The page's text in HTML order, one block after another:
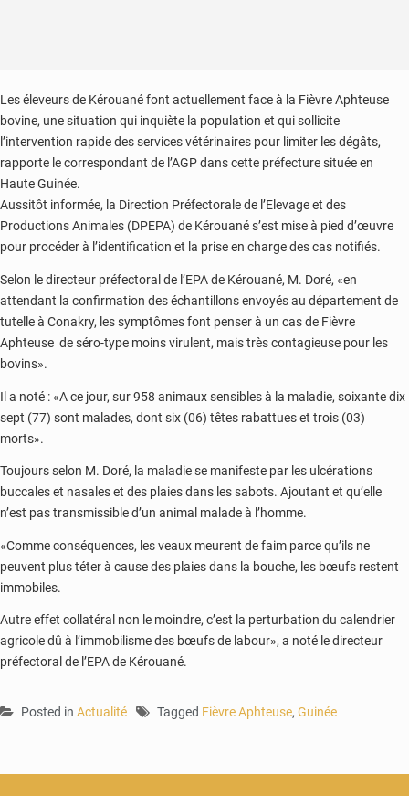
Les éleveurs de Kérouané font actuellement face à la Fièvre Aphteuse
bovine, une situation qui inquiète la population et qui sollicite
l’intervention rapide des services vétérinaires pour limiter les dégâts,
rapporte le correspondant de l’AGP dans cette préfecture située en
Haute Guinée.
Aussitôt informée, la Direction Préfectorale de l’Elevage et des
Productions Animales (DPEPA) de Kérouané s’est mise à pied d’œuvre
pour procéder à l’identification et la prise en charge des cas notifiés.
Selon le directeur préfectoral de l’EPA de Kérouané, M. Doré, «en
attendant la confirmation des échantillons envoyés au département de
tutelle à Conakry, les symptômes font penser à un cas de Fièvre
Aphteuse de séro-type moins virulent, mais très contagieuse pour les
bovins».
Il a noté : «A ce jour, sur 958 animaux sensibles à la maladie, soixante dix
sept (77) sont malades, dont six (06) têtes rabattues et trois (03)
morts».
Toujours selon M. Doré, la maladie se manifeste par les ulcérations
buccales et nasales et des plaies dans les sabots. Ajoutant et qu’elle
n’est pas transmissible d’un animal malade à l’homme.
«Comme conséquences, les veaux meurent de faim parce qu’ils ne
peuvent plus téter à cause des plaies dans la bouche, les bœufs restent
immobiles.
Autre effet collatéral non le moindre, c’est la perturbation du calendrier
agricole dû à l’immobilisme des bœufs de labour», a noté le directeur
préfectoral de l’EPA de Kérouané.
Posted in Actualité Tagged Fièvre Aphteuse, Guinée